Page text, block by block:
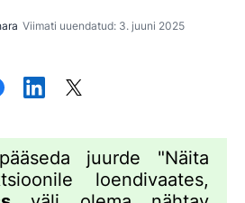
Viimati uuendatud: 3. juuni 2025
juurde "Näita
loendivaates,